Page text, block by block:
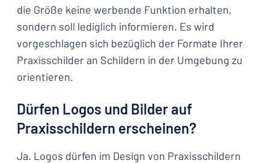
die Größe keine werbende Funktion erhalten,
sondern soll lediglich informieren. Es wird
vorgeschlagen sich bezüglich der Formate Ihrer
Praxisschilder an Schildern in der Umgebung zu
orientieren.
Dürfen Logos und Bilder auf
Praxisschildern erscheinen?
Ja. Logos dürfen im Design von Praxisschildern